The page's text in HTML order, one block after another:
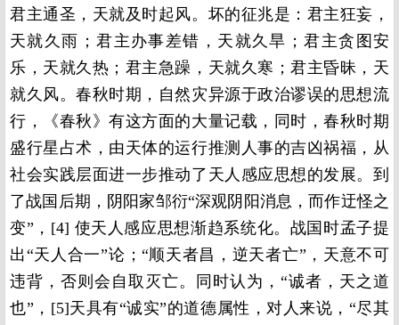
君主通圣，天就及时起风。坏的征兆是：君主狂妄，
天就久雨；君主办事差错，天就久旱；君主贪图安
乐，天就久热；君主急躁，天就久寒；君主昏昧，天
就久风。春秋时期，自然灾异源于政治谬误的思想流
行，《春秋》有这方面的大量记载，同时，春秋时期
盛行星占术，由天体的运行推测人事的吉凶祸福，从
社会实践层面进一步推动了天人感应思想的发展。到
了战国后期，阴阳家邹衍“深观阴阳消息，而作迂怪之
变”，[4] 使天人感应思想渐趋系统化。战国时孟子提
出“天人合一”论；“顺天者昌，逆天者亡”，天意不可
违背，否则会自取灭亡。同时认为，“诚者，天之道
也”，[5]天具有“诚实”的道德属性，对人来说，“尽其